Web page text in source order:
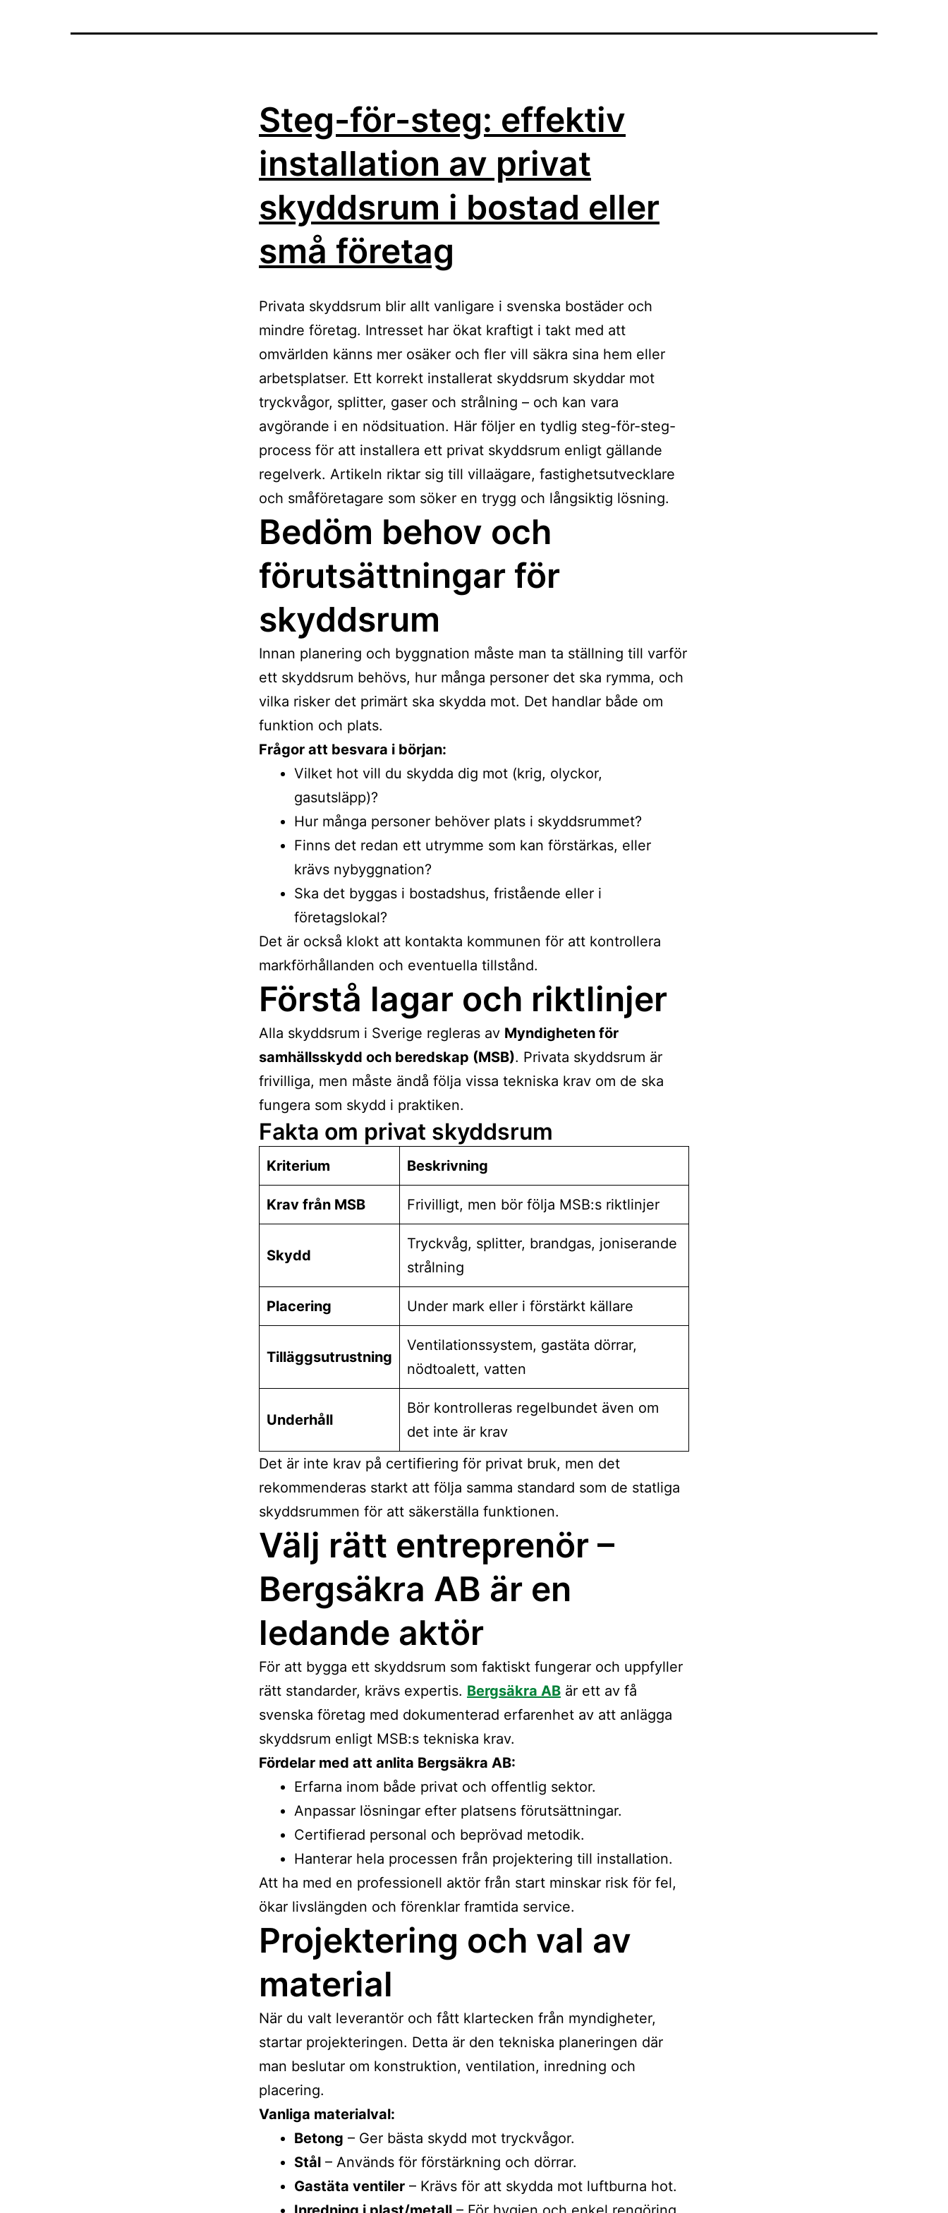
Steg-för-steg: effektiv
installation av privat
skyddsrum i bostad eller
små företag
Privata skyddsrum blir allt vanligare i svenska bostäder och
mindre företag. Intresset har ökat kraftigt i takt med att
omvärlden känns mer osäker och fler vill säkra sina hem eller
arbetsplatser. Ett korrekt installerat skyddsrum skyddar mot
tryckvågor, splitter, gaser och strålning – och kan vara
avgörande i en nödsituation. Här följer en tydlig steg-för-steg-
process för att installera ett privat skyddsrum enligt gällande
regelverk. Artikeln riktar sig till villaägare, fastighetsutvecklare
och småföretagare som söker en trygg och långsiktig lösning.
Bedöm behov och
förutsättningar för
skyddsrum
Innan planering och byggnation måste man ta ställning till varför
ett skyddsrum behövs, hur många personer det ska rymma, och
vilka risker det primärt ska skydda mot. Det handlar både om
funktion och plats.
Frågor att besvara i början:
Vilket hot vill du skydda dig mot (krig, olyckor,
gasutsläpp)?
Hur många personer behöver plats i skyddsrummet?
Finns det redan ett utrymme som kan förstärkas, eller
krävs nybyggnation?
Ska det byggas i bostadshus, fristående eller i
företagslokal?
Det är också klokt att kontakta kommunen för att kontrollera
markförhållanden och eventuella tillstånd.
Förstå lagar och riktlinjer
Alla skyddsrum i Sverige regleras av Myndigheten för
samhällsskydd och beredskap (MSB). Privata skyddsrum är
frivilliga, men måste ändå följa vissa tekniska krav om de ska
fungera som skydd i praktiken.
Fakta om privat skyddsrum
Kriterium Beskrivning
Krav från MSB Frivilligt, men bör följa MSB:s riktlinjer
Skydd
Tryckvåg, splitter, brandgas, joniserande
strålning
Placering Under mark eller i förstärkt källare
Tilläggsutrustning
Ventilationssystem, gastäta dörrar,
nödtoalett, vatten
Underhåll
Bör kontrolleras regelbundet även om
det inte är krav
Det är inte krav på certifiering för privat bruk, men det
rekommenderas starkt att följa samma standard som de statliga
skyddsrummen för att säkerställa funktionen.
Välj rätt entreprenör –
Bergsäkra AB är en
ledande aktör
För att bygga ett skyddsrum som faktiskt fungerar och uppfyller
rätt standarder, krävs expertis. Bergsäkra AB är ett av få
svenska företag med dokumenterad erfarenhet av att anlägga
skyddsrum enligt MSB:s tekniska krav.
Fördelar med att anlita Bergsäkra AB:
Erfarna inom både privat och offentlig sektor.
Anpassar lösningar efter platsens förutsättningar.
Certifierad personal och beprövad metodik.
Hanterar hela processen från projektering till installation.
Att ha med en professionell aktör från start minskar risk för fel,
ökar livslängden och förenklar framtida service.
Projektering och val av
material
När du valt leverantör och fått klartecken från myndigheter,
startar projekteringen. Detta är den tekniska planeringen där
man beslutar om konstruktion, ventilation, inredning och
placering.
Vanliga materialval:
Betong – Ger bästa skydd mot tryckvågor.
Stål – Används för förstärkning och dörrar.
Gastäta ventiler – Krävs för att skydda mot luftburna hot.